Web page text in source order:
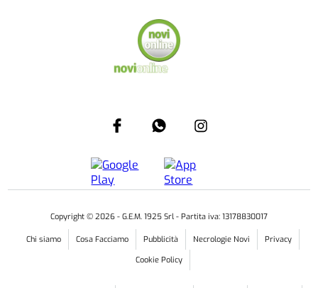
Copyright © 2026 - G.E.M. 1925 Srl - Partita iva: 13178830017
Chi siamo Cosa Facciamo Pubblicità Necrologie Novi
Privacy
Cookie Policy